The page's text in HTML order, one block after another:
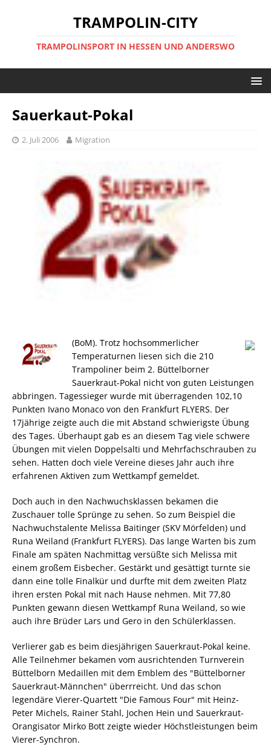
TRAMPOLIN-CITY
TRAMPOLINSPORT IN HESSEN UND ANDERSWO
Sauerkaut-Pokal
2. Juli 2006 Migration
(BoM). Trotz hochsommerlicher
Temperaturnen liesen sich die 210
Trampoliner beim 2. Büttelborner
Sauerkraut-Pokal nicht von guten Leistungen
abbringen. Tagessieger wurde mit überragenden 102,10
Punkten Ivano Monaco von den Frankfurt FLYERS. Der
17jährige zeigte auch die mit Abstand schwierigste Übung
des Tages. Überhaupt gab es an diesem Tag viele schwere
Übungen mit vielen Doppelsalti und Mehrfachschrauben zu
sehen. Hatten doch viele Vereine dieses Jahr auch ihre
erfahrenen Aktiven zum Wettkampf gemeldet.
Doch auch in den Nachwuchsklassen bekamen die
Zuschauer tolle Sprünge zu sehen. So zum Beispiel die
Nachwuchstalente Melissa Baitinger (SKV Mörfelden) und
Runa Weiland (Frankfurt FLYERS). Das lange Warten bis zum
Finale am späten Nachmittag versüßte sich Melissa mit
einem großem Eisbecher. Gestärkt und gesättigt turnte sie
dann eine tolle Finalkür und durfte mit dem zweiten Platz
ihren ersten Pokal mit nach Hause nehmen. Mit 77,80
Punkten gewann diesen Wettkampf Runa Weiland, so wie
auch ihre Brüder Lars und Gero in den Schülerklassen.
Verlierer gab es beim diesjährigen Sauerkraut-Pokal keine.
Alle Teilnehmer bekamen vom ausrichtenden Turnverein
Büttelborn Medaillen mit dem Emblem des "Büttelborner
Sauerkraut-Männchen" überrreicht. Und das schon
legendäre Vierer-Quartett "Die Famous Four" mit Heinz-
Peter Michels, Rainer Stahl, Jochen Hein und Sauerkraut-
Orangisator Mirko Bott zeigte wieder Höchstleistungen beim
Vierer-Synchron.